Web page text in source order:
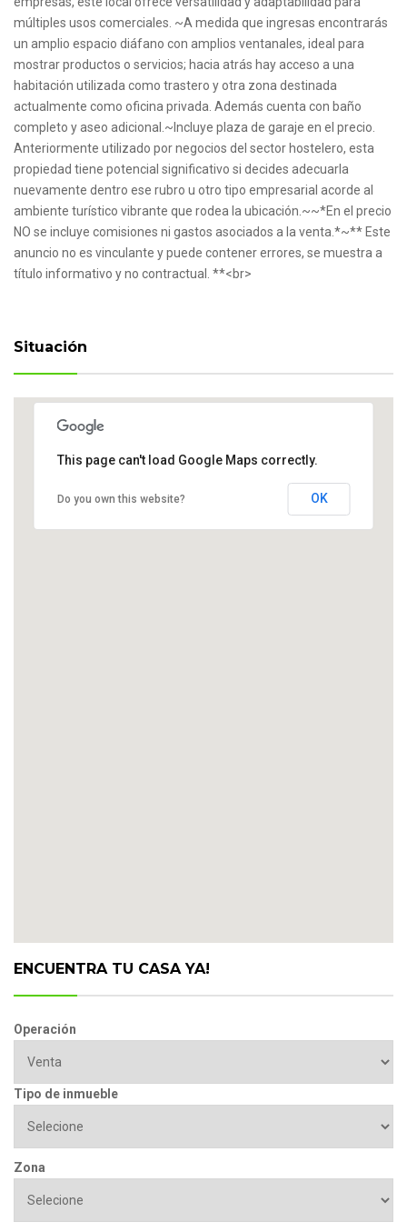
múltiples usos comerciales. ~A medida que ingresas encontrarás
un amplio espacio diáfano con amplios ventanales, ideal para
mostrar productos o servicios; hacia atrás hay acceso a una
habitación utilizada como trastero y otra zona destinada
actualmente como oficina privada. Además cuenta con baño
completo y aseo adicional.~Incluye plaza de garaje en el precio.
Anteriormente utilizado por negocios del sector hostelero, esta
propiedad tiene potencial significativo si decides adecuarla
nuevamente dentro ese rubro u otro tipo empresarial acorde al
ambiente turístico vibrante que rodea la ubicación.~~*En el precio
NO se incluye comisiones ni gastos asociados a la venta.*~** Este
anuncio no es vinculante y puede contener errores, se muestra a
título informativo y no contractual. **<br>
Situación
This page can't load Google Maps correctly.
Do you own this website? OK
ENCUENTRA TU CASA YA!
Operación
Tipo de inmueble
Zona